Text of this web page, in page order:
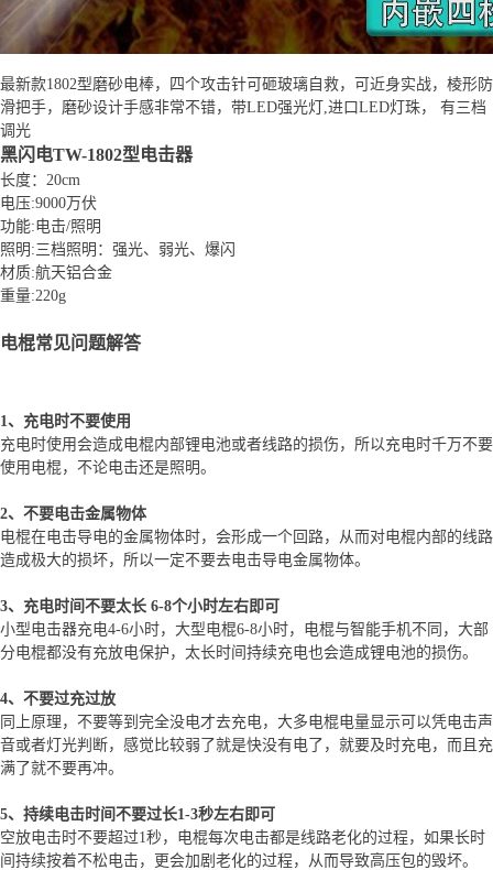
最新款1802型磨砂电棒，四个攻击针可砸玻璃自救，可近身实战，棱形防
滑把手，磨砂设计手感非常不错，带LED强光灯,进口LED灯珠， 有三档
调光
黑闪电TW-1802型电击器
长度：20cm
电压:9000万伏
功能:电击/照明
照明:三档照明：强光、弱光、爆闪
材质:航天铝合金
重量:220g
电棍常见问题解答
1、充电时不要使用
充电时使用会造成电棍内部锂电池或者线路的损伤，所以充电时千万不要
使用电棍，不论电击还是照明。
2、不要电击金属物体
电棍在电击导电的金属物体时，会形成一个回路，从而对电棍内部的线路
造成极大的损坏，所以一定不要去电击导电金属物体。
3、充电时间不要太长 6-8个小时左右即可
小型电击器充电4-6小时，大型电棍6-8小时，电棍与智能手机不同，大部
分电棍都没有充放电保护，太长时间持续充电也会造成锂电池的损伤。
4、不要过充过放
同上原理，不要等到完全没电才去充电，大多电棍电量显示可以凭电击声
音或者灯光判断，感觉比较弱了就是快没有电了，就要及时充电，而且充
满了就不要再冲。
5、持续电击时间不要过长1-3秒左右即可
空放电击时不要超过1秒，电棍每次电击都是线路老化的过程，如果长时
间持续按着不松电击，更会加剧老化的过程，从而导致高压包的毁坏。